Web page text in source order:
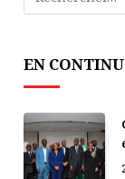
EN CONTINU